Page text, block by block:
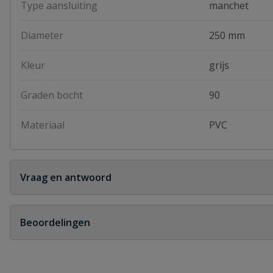
Type aansluiting manchet
Diameter 250 mm
Kleur grijs
Graden bocht 90
Materiaal PVC
Vraag en antwoord
Geen vragen
Beoordelingen